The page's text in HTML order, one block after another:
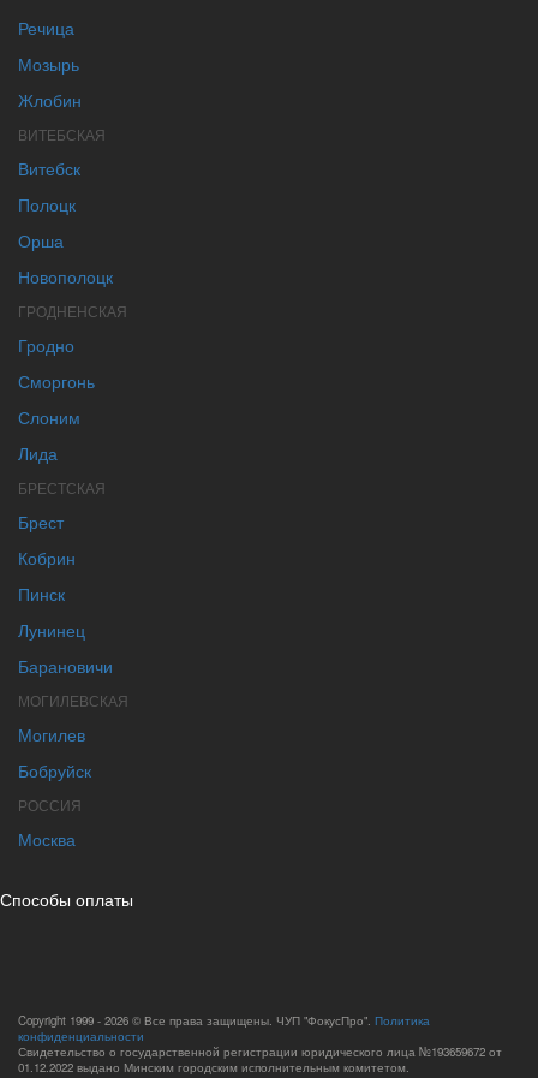
Речица
Мозырь
Жлобин
ВИТЕБСКАЯ
Витебск
Полоцк
Орша
Новополоцк
ГРОДНЕНСКАЯ
Гродно
Сморгонь
Слоним
Лида
БРЕСТСКАЯ
Брест
Кобрин
Пинск
Лунинец
Барановичи
МОГИЛЕВСКАЯ
Могилев
Бобруйск
РОССИЯ
Москва
Способы оплаты
Copyright 1999 - 2026 © Все права защищены. ЧУП "ФокусПро". Политика
конфиденциальности
Свидетельство о государственной регистрации юридического лица №193659672 от
01.12.2022 выдано Минским городским исполнительным комитетом.